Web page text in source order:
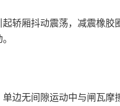
轿厢抖动震荡，减震橡胶
边无间隙运动中与闸瓦摩